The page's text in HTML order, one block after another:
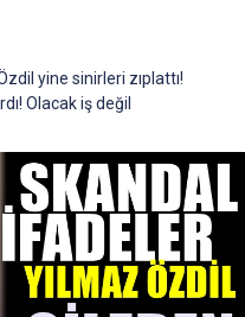
yine sinirleri zıplattı!
Olacak iş değil